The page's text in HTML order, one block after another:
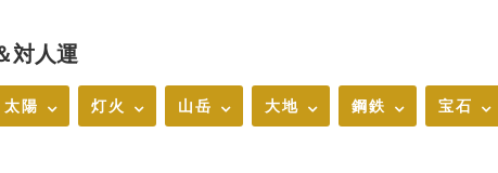
対人運
太陽 灯火 山岳 大地 鋼鉄 宝石